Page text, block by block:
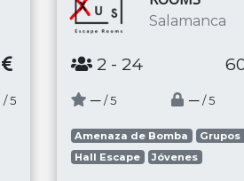
/ 5
Salamanca
2 - 24
─ / 5 ─ / 5
Amenaza de Bomba
Hall Escape
Jóvenes